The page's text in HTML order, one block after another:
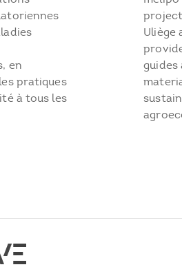
en
pratiques
à tous les
project
Uliège
guides